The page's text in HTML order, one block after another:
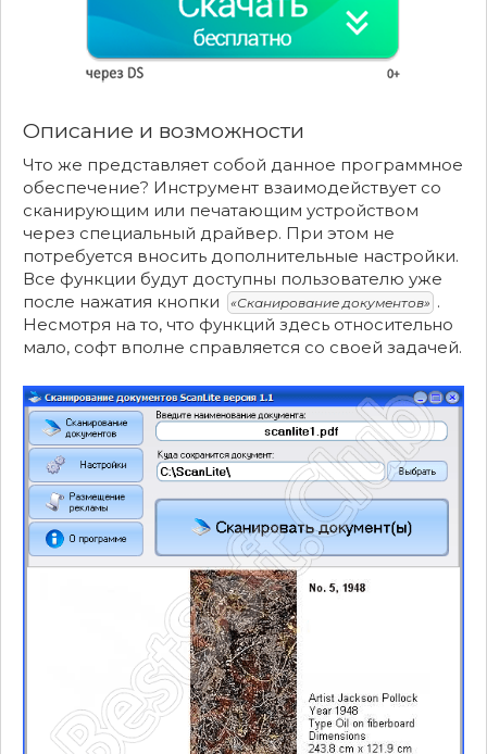
Описание и возможности
Что же представляет собой данное программное
обеспечение? Инструмент взаимодействует со
сканирующим или печатающим устройством
через специальный драйвер. При этом не
потребуется вносить дополнительные настройки.
Все функции будут доступны пользователю уже
после нажатия кнопки
«Сканирование документов» .
Несмотря на то, что функций здесь относительно
мало, софт вполне справляется со своей задачей.